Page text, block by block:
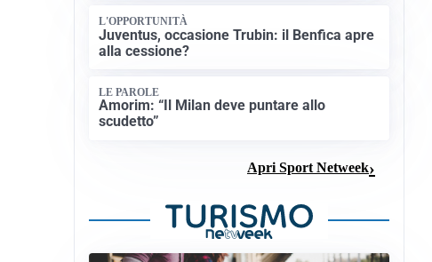
L'OPPORTUNITÀ
Juventus, occasione Trubin: il Benfica apre
alla cessione?
LE PAROLE
Amorim: “Il Milan deve puntare allo
scudetto”
Apri Sport Netweek